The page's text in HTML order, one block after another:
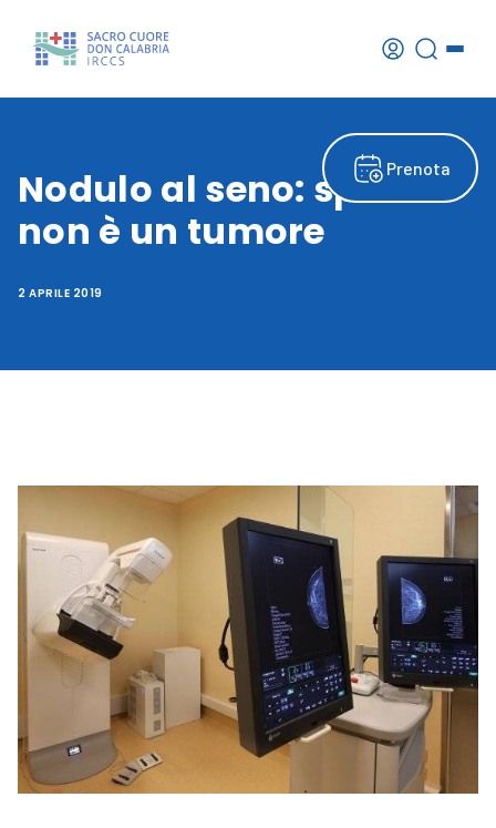
Prenota
Nodulo al seno: spesso
non è un tumore
2 APRILE 2019